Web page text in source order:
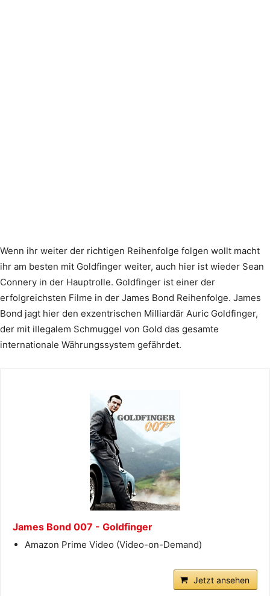
Wenn ihr weiter der richtigen Reihenfolge folgen wollt macht
ihr am besten mit Goldfinger weiter, auch hier ist wieder Sean
Connery in der Hauptrolle. Goldfinger ist einer der
erfolgreichsten Filme in der James Bond Reihenfolge. James
Bond jagt hier den exzentrischen Milliardär Auric Goldfinger,
der mit illegalem Schmuggel von Gold das gesamte
internationale Währungssystem gefährdet.
James Bond 007 - Goldfinger
Amazon Prime Video (Video-on-Demand)
Jetzt ansehen